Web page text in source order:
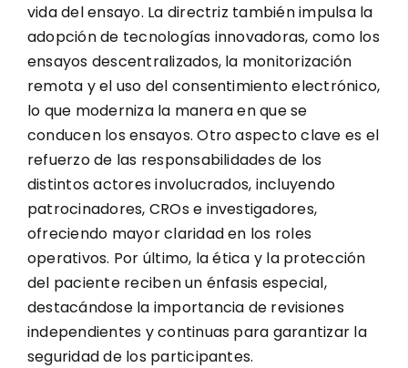
vida del ensayo. La directriz también impulsa la
adopción de tecnologías innovadoras, como los
ensayos descentralizados, la monitorización
remota y el uso del consentimiento electrónico,
lo que moderniza la manera en que se
conducen los ensayos. Otro aspecto clave es el
refuerzo de las responsabilidades de los
distintos actores involucrados, incluyendo
patrocinadores, CROs e investigadores,
ofreciendo mayor claridad en los roles
operativos. Por último, la ética y la protección
del paciente reciben un énfasis especial,
destacándose la importancia de revisiones
independientes y continuas para garantizar la
seguridad de los participantes.